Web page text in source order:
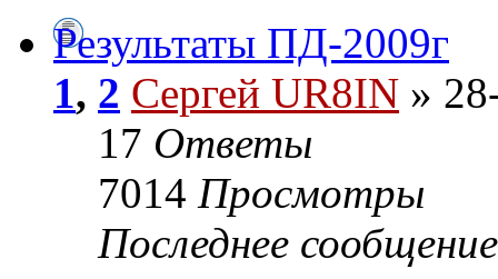
Результаты ПД-2009г
1, 2 Сергей UR8IN »
17 Ответы
7014 Просмотры
Последнее